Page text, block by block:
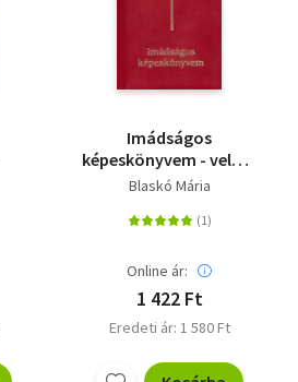
Imádságos
képeskönyvem - velúr /
bársony
Blaskó Mária
Online ár:
1 422 Ft
Eredeti ár: 1 580 Ft